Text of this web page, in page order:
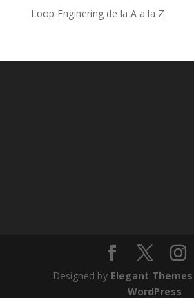
Loop Enginering de la A a la Z
Designed by Elegant Themes
WordPress